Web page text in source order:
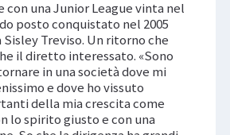
una Junior League vinta nel
posto conquistato nel 2005
Treviso. Un ritorno che
il diretto interessato. «Sono
in una società dove mi
e dove ho vissuto
della mia crescita come
lo spirito giusto e con una